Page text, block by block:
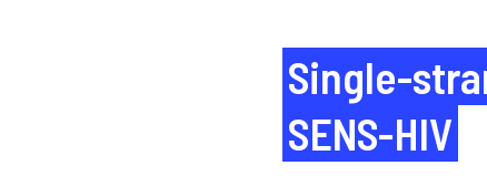
Single-
SENS-HIV